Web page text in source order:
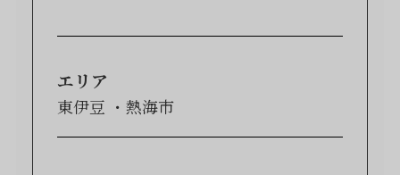
エリア
東伊豆 熱海市